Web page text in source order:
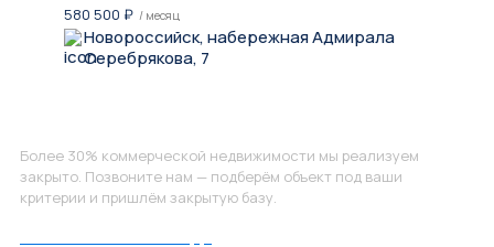
580 500 ₽ / месяц
Новороссийск, набережная Адмирала
Серебрякова, 7
Более 30% коммерческой недвижимости мы реализуем
закрыто. Позвоните нам — подберём объект под ваши
критерии и пришлём закрытую базу.